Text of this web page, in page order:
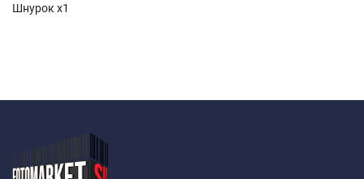
Шнурок x1